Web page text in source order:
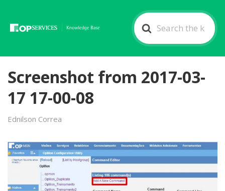
Search
For
Screenshot from 2017-03-
17 17-00-08
Ednilson Correa